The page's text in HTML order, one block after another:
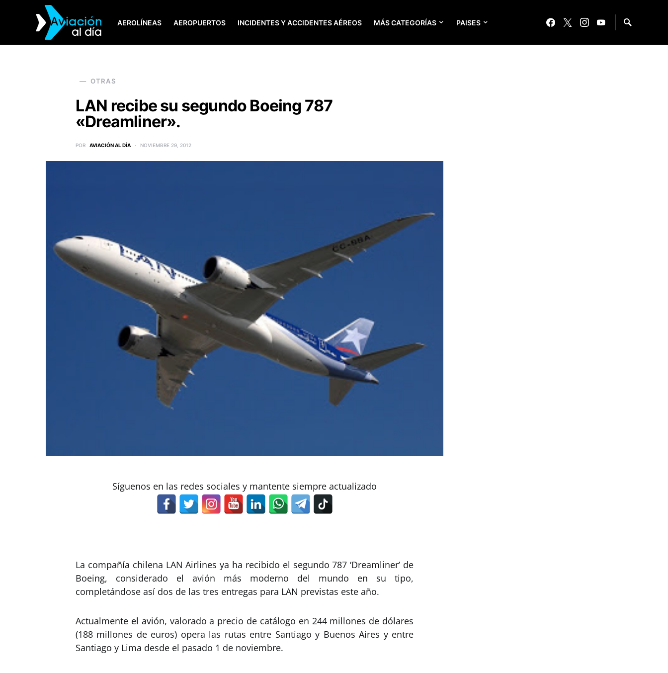
AEROLÍNEAS AEROPUERTOS INCIDENTES Y ACCIDENTES AÉREOS MÁS CATEGORÍAS PAISES
SEARCH FOR:
OTRAS
LAN recibe su segundo Boeing 787
«Dreamliner».
POR AVIACIÓN AL DÍA NOVIEMBRE 29, 2012
Síguenos en las redes sociales y mantente siempre actualizado
La compañía chilena LAN Airlines ya ha recibido el segundo 787 ‘Dreamliner’ de
Boeing, considerado el avión más moderno del mundo en su tipo,
completándose así dos de las tres entregas para LAN previstas este año.
Actualmente el avión, valorado a precio de catálogo en 244 millones de dólares
(188 millones de euros) opera las rutas entre Santiago y Buenos Aires y entre
Santiago y Lima desde el pasado 1 de noviembre.